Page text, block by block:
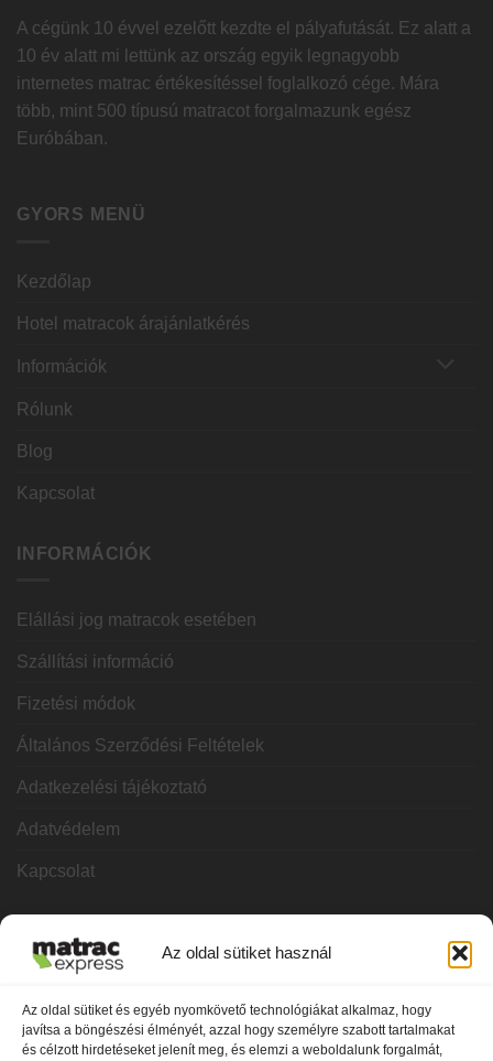
Az oldal sütiket használ
Az oldal sütiket és egyéb nyomkövető technológiákat alkalmaz, hogy
javítsa a böngészési élményét, azzal hogy személyre szabott tartalmakat
és célzott hirdetéseket jelenít meg, és elemzi a weboldalunk forgalmát,
A cégünk 10 évvel ezelőtt kezdte el pályafutását. Ez alatt a
10 év alatt mi lettünk az ország egyik legnagyobb
internetes matrac értékesítéssel foglalkozó cége. Mára
több, mint 500 típusú matracot forgalmazunk egész
Euróbában.
GYORS MENÜ
Kezdőlap
Hotel matracok árajánlatkérés
Információk
Rólunk
Blog
Kapcsolat
INFORMÁCIÓK
Elállási jog matracok esetében
Szállítási információ
Fizetési módok
Általános Szerződési Feltételek
Adatkezelési tájékoztató
Adatvédelem
Kapcsolat
Vákuum matracok